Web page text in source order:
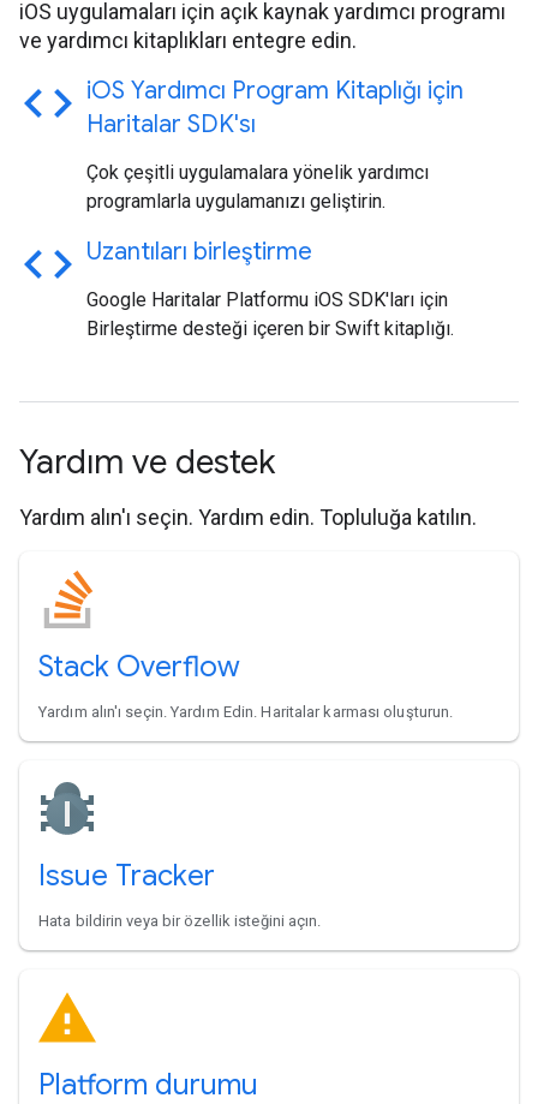
iOS uygulamaları için açık kaynak yardımcı programı
ve yardımcı kitaplıkları entegre edin.
code iOS Yardımcı Program Kitaplığı için
Haritalar SDK'sı
Çok çeşitli uygulamalara yönelik yardımcı
programlarla uygulamanızı geliştirin.
code Uzantıları birleştirme
Google Haritalar Platformu iOS SDK'ları için
Birleştirme desteği içeren bir Swift kitaplığı.
Yardım ve destek
Yardım alın'ı seçin. Yardım edin. Topluluğa katılın.
Stack Overflow
Yardım alın'ı seçin. Yardım Edin. Haritalar karması oluşturun.
Issue Tracker
Hata bildirin veya bir özellik isteğini açın.
Platform durumu